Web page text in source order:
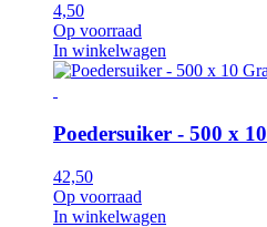
4,50
Op voorraad
In winkelwagen
Poedersuiker - 500 x
42,50
Op voorraad
In winkelwagen